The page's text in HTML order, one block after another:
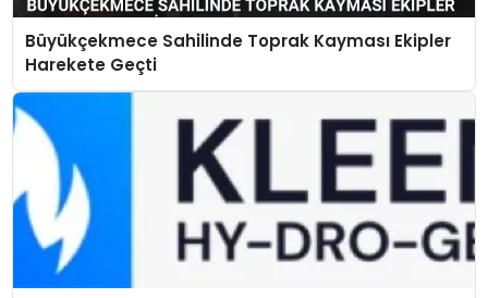
Büyükçekmece Sahilinde Toprak Kayması Ekipler
Harekete Geçti